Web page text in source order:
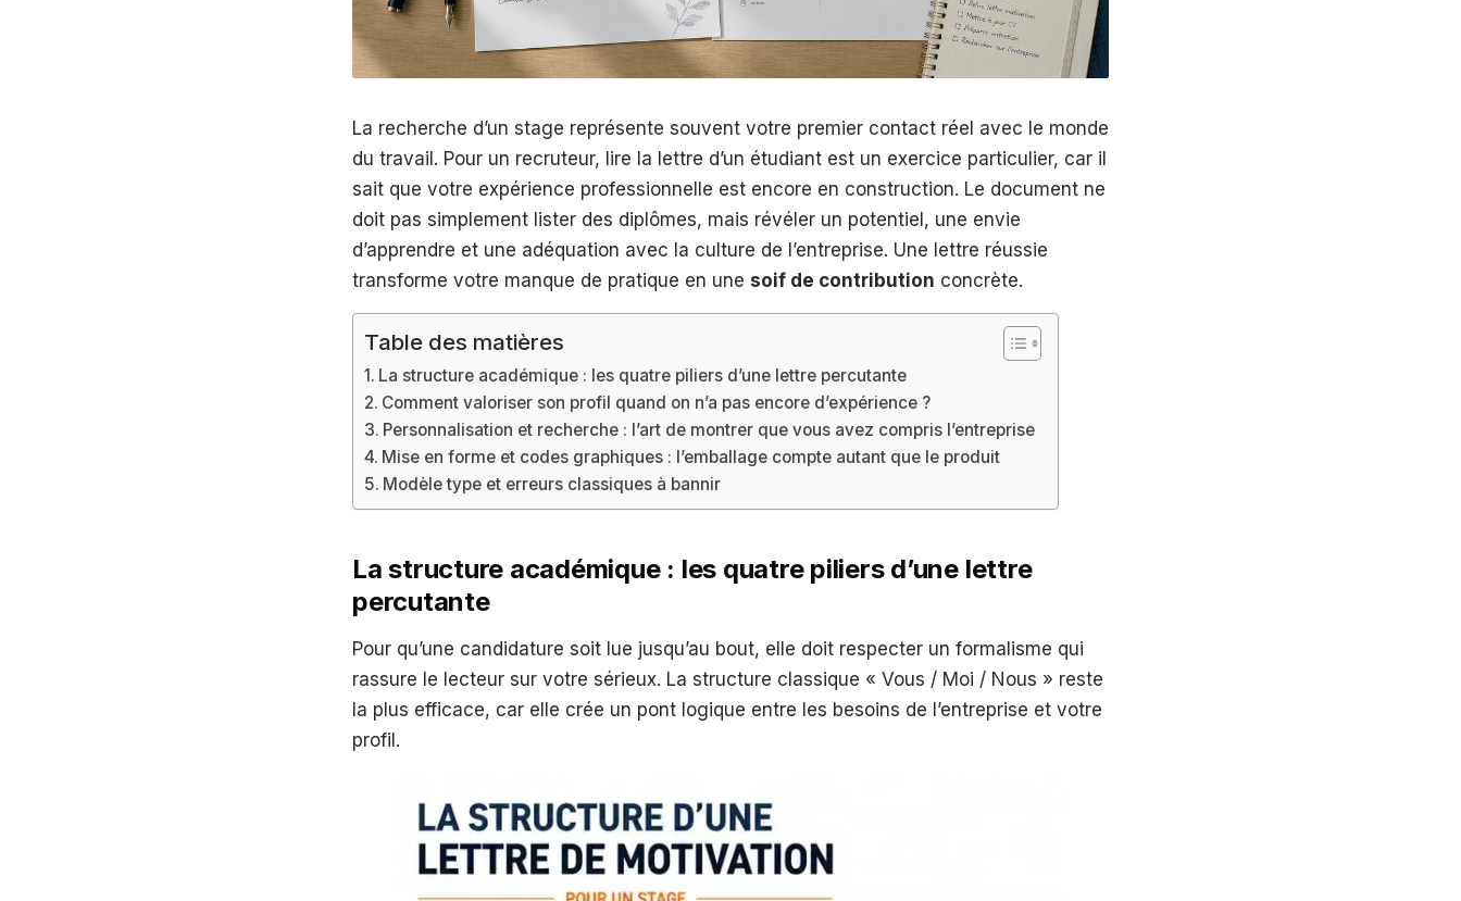
La recherche d’un stage représente souvent votre premier contact réel avec le monde
du travail. Pour un recruteur, lire la lettre d’un étudiant est un exercice particulier, car il
sait que votre expérience professionnelle est encore en construction. Le document ne
doit pas simplement lister des diplômes, mais révéler un potentiel, une envie
d’apprendre et une adéquation avec la culture de l’entreprise. Une lettre réussie
transforme votre manque de pratique en une soif de contribution concrète.
Table des matières
La structure académique : les quatre piliers d’une lettre percutante
Comment valoriser son profil quand on n’a pas encore d’expérience ?
Personnalisation et recherche : l’art de montrer que vous avez compris l’entreprise
Mise en forme et codes graphiques : l’emballage compte autant que le produit
Modèle type et erreurs classiques à bannir
La structure académique : les quatre piliers d’une lettre
percutante
Pour qu’une candidature soit lue jusqu’au bout, elle doit respecter un formalisme qui
rassure le lecteur sur votre sérieux. La structure classique « Vous / Moi / Nous » reste
la plus efficace, car elle crée un pont logique entre les besoins de l’entreprise et votre
profil.